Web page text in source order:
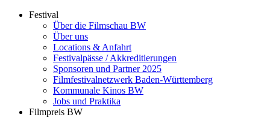
Festival
Über die Filmschau BW
Über uns
Locations & Anfahrt
Festivalpässe / Akkreditierungen
Sponsoren und Partner 2025
Filmfestivalnetzwerk ­Baden-Württemberg
Kommunale Kinos BW
Jobs und Praktika
Filmpreis BW